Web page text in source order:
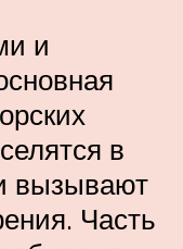
и
в
вызывают
Часть